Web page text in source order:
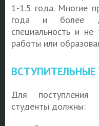
1-1.5 года. Многие
года и более
специальность и
работы или
ВСТУПИТЕЛЬНЫЕ
Для
студенты должны: